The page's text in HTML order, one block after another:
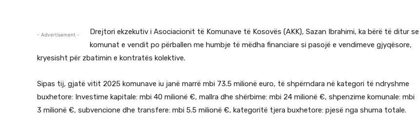
- Advertisement -
Drejtori ekzekutiv i Asociacionit të Komunave të Kosovës (AKK), Sazan Ibrahimi, ka bërë të ditur se
komunat e vendit po përballen me humbje të mëdha financiare si pasojë e vendimeve gjyqësore,
kryesisht për zbatimin e kontratës kolektive.
Sipas tij, gjatë vitit 2025 komunave iu janë marrë mbi 73.5 milionë euro, të shpërndara në kategori të ndryshme
buxhetore: Investime kapitale: mbi 40 milionë €, mallra dhe shërbime: mbi 24 milionë €, shpenzime komunale: mbi
3 milionë €, subvencione dhe transfere: mbi 5.5 milionë €, kategoritë tjera buxhetore: pjesë nga shuma totale.